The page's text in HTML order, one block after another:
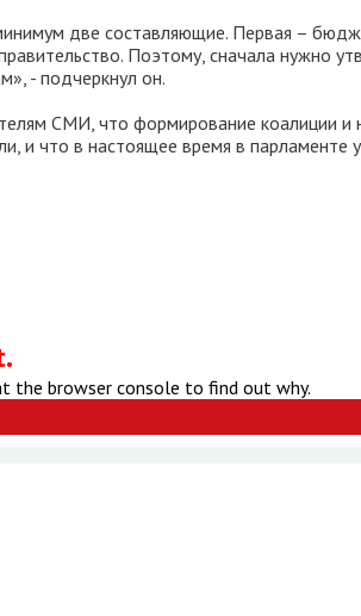
две составляющие. Первая –
Поэтому, сначала нужно
- подчеркнул он.
СМИ, что формирование коалиции и
и что в настоящее время в парламенте
the browser console to find out why.